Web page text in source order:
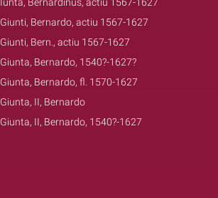
Iunta, Bernardinus, actiu 1567-1627
Giunti, Bernardo, actiu 1567-1627
Giunti, Bern., actiu 1567-1627
Giunta, Bernardo, 1540?-1627?
Giunta, Bernardo, fl. 1570-1627
Giunta, II, Bernardo
Giunta, II, Bernardo, 1540?-1627